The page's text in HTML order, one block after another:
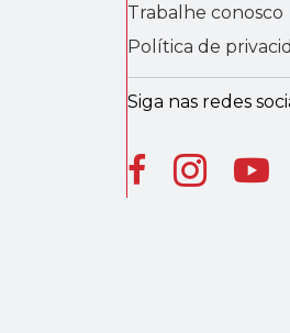
Trabalhe conosco
Política de
Siga nas redes